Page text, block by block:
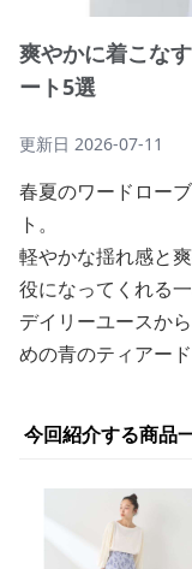
爽やかに着こな
ート5選
更新日 2026-07-11
春夏のワードロー
ト。
軽やかな揺れ感と
役になってくれる一
デイリーユースか
めの青のティアー
今回紹介する商品